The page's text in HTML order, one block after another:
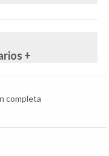
+
completa